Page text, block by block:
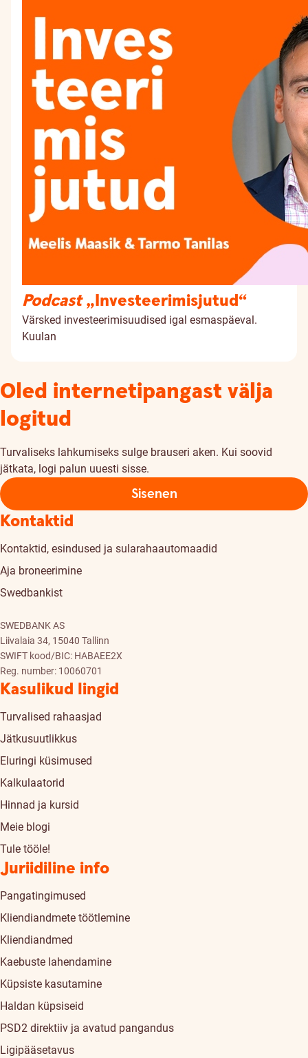
Podcast„Investeerimisjutud“
Värsked investeerimisuudised igal esmaspäeval.
Kuulan
Oled internetipangast välja
logitud
Turvaliseks lahkumiseks sulge brauseri aken. Kui soovid
jätkata, logi palun uuesti sisse.
Sisenen
Kontaktid
Kontaktid, esindused ja sularahaautomaadid
Aja broneerimine
Swedbankist
SWEDBANK AS
Liivalaia 34, 15040 Tallinn
SWIFT kood/BIC: HABAEE2X
Reg. number: 10060701
Kasulikud lingid
Turvalised rahaasjad
Jätkusuutlikkus
Eluringi küsimused
Kalkulaatorid
Hinnad ja kursid
Meie blogi
Tule tööle!
Juriidiline info
Pangatingimused
Kliendiandmete töötlemine
Kliendiandmed
Kaebuste lahendamine
Küpsiste kasutamine
Haldan küpsiseid
PSD2 direktiiv ja avatud pangandus
Ligipääsetavus